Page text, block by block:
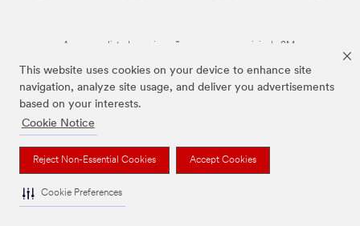
This website uses cookies on your device to enhance site
navigation, analyze site usage, and deliver you advertisements
based on your interests.
Cookie Notice
Reject Non-Essential Cookies Accept Cookies
Cookie Preferences
As marcas listadas a cima são marcas comerciais da 3M.